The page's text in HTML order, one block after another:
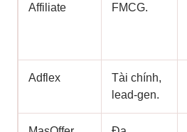
Affiliate
FMCG.
Adflex
Tài chính,
lead-gen.